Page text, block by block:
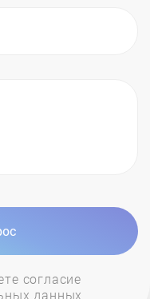
согласие
данных